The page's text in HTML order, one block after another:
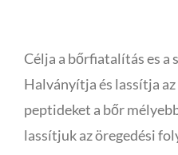
Célja a bőrfiatalítás es a
Halványítja és lassítja
peptideket a bőr
lassítjuk az öregedési